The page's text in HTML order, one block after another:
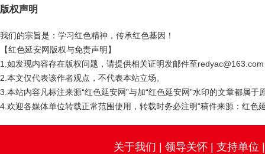
版权声明
我们的宗旨是：学习红色精神，传承红色基因！
【红色延安网版权与免责声明】
1.如发现内容存在版权问题，请提供相关证明发邮件至
2.本文仅代表该作者观点，不代表本站立场。
3.本站内容凡标注来源“红色延安网”与加“红色延安网”水印的文章都属
4.欢迎各媒体单位转载正常范围使用，转载时务必注明“稿件来源：红色
关于我们 领导关怀| 支持单位